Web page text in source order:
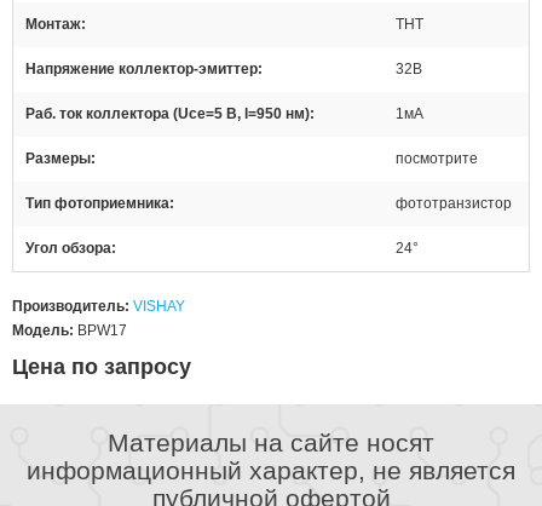
Монтаж THT
Напряжение коллектор-эмиттер 32В
Раб. ток коллектора (Uce=5 В, l=950 нм) 1мА
Размеры посмотрите
Тип фотоприемника фототранзистор
Угол обзора 24°
Производитель: VISHAY
Модель: BPW17
Цена по запросу
Материалы на сайте носят
информационный характер, не является
публичной офертой